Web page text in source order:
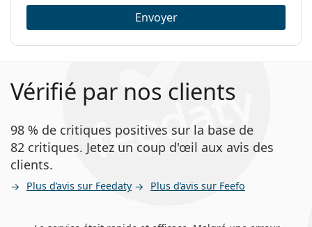
Envoyer
Vérifié par nos clients
98 % de critiques positives sur la base de
82 critiques. Jetez un coup d'œil aux avis des
clients.
Plus d’avis sur Feedaty Plus d’avis sur Feefo